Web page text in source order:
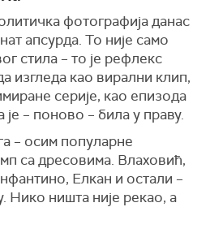
фотографија данас
апсурда. То није само
стила – то је рефлекс
изгледа као вирални клип,
серије, као епизода
– поново – била у праву.
– осим популарне
са дресовима. Влаховић,
Елкан и остали –
Нико ништа није рекао, а